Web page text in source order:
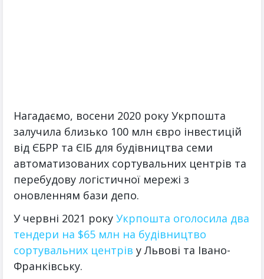
Нагадаємо, восени 2020 року Укрпошта
залучила близько 100 млн євро інвестицій
від ЄБРР та ЄІБ для будівництва семи
автоматизованих сортувальних центрів та
перебудову логістичної мережі з
оновленням бази депо.
У червні 2021 року Укрпошта оголосила два
тендери на $65 млн на будівництво
сортувальних центрів у Львові та Івано-
Франківську.